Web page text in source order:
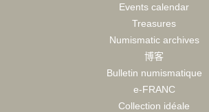
Events calendar
Treasures
Numismatic archives
博客
Bulletin numismatique
e-FRANC
Collection idéale